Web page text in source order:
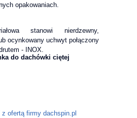
opakowaniach.
stanowi nierdzewny,
ocynkowany uchwyt połączony
- INOX.
do dachówki ciętej
z ofertą firmy dachspin.pl